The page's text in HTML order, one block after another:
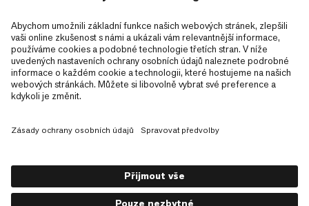
—
Sitemap
Cookies
Právní upozornění
Zásady ochrany osobních údajů